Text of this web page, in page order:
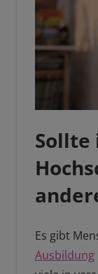
Sollte
Es gibt
Ausbildung